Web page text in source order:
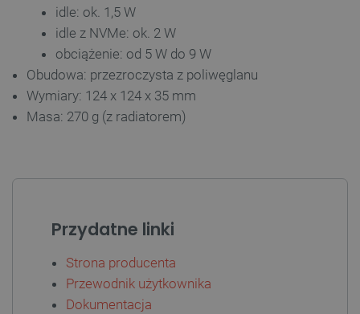
idle: ok. 1,5 W
idle z NVMe: ok. 2 W
obciążenie: od 5 W do 9 W
Obudowa: przezroczysta z poliwęglanu
Wymiary: 124 x 124 x 35 mm
Masa: 270 g (z radiatorem)
Przydatne linki
Strona producenta
Przewodnik użytkownika
Dokumentacja
CookieScriptConsent
LaVisitorId_Ym90bGFuZC5sYWRlc2suY29tLw